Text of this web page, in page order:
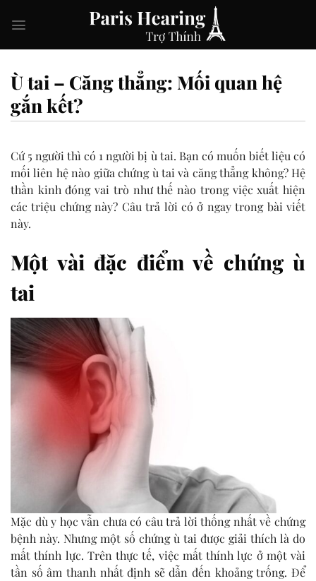
Ù tai – Căng thẳng: Mối quan hệ
gắn kết?
Cứ 5 người thì có 1 người bị ù tai. Bạn có muốn biết liệu có
mối liên hệ nào giữa chứng ù tai và căng thẳng không? Hệ
thần kinh đóng vai trò như thế nào trong việc xuất hiện
các triệu chứng này? Câu trả lời có ở ngay trong bài viết
này.
Một vài đặc điểm về chứng ù
tai
Mặc dù y học vẫn chưa có câu trả lời thống nhất về chứng
bệnh này. Nhưng một số chứng ù tai được giải thích là do
mất thính lực. Trên thực tế, việc mất thính lực ở một vài
tần số âm thanh nhất định sẽ dẫn đến khoảng trống. Để